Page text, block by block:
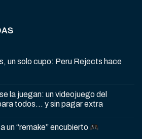
un solo cupo: Peru Rejects hace
la juegan: un videojuego del
todos… y sin pagar extra
un “remake” encubierto